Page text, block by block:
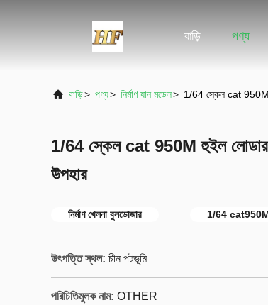
বাড়ি পণ্য
বাড়ি> পণ্য> নির্মাণ যান মডেল> 1/64 স্কেল cat 950M
1/64 স্কেল cat 950M হুইল লোডার
উপহার
নির্মাণ খেলনা বুলডোজার 1/64 cat950M
উৎপত্তি স্থল: চীন পটভূমি
পরিচিতিমুলক নাম: OTHER